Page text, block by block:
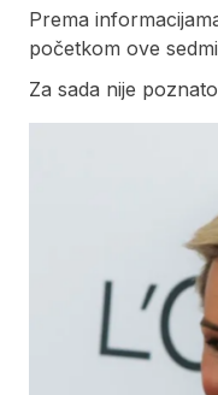
Prema
početkom ove
Za sada nije